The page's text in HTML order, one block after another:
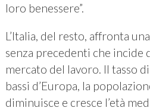
loro benessere”.
L’Italia, del resto, affronta
senza precedenti che incide
mercato del lavoro. Il tasso
bassi d’Europa, la
diminuisce e cresce l’età